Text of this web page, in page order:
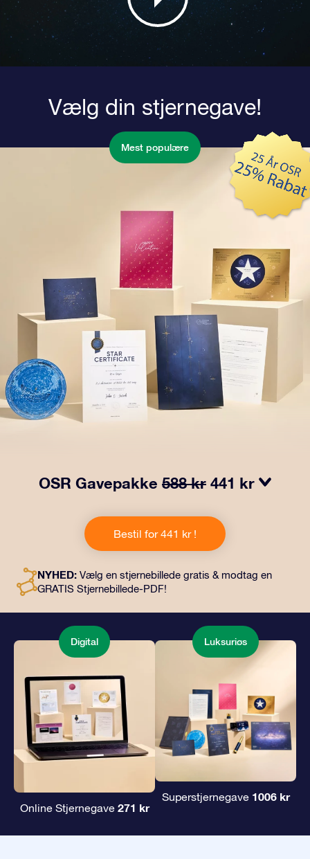
Vælg din stjernegave!
Mest populære
OSR Gavepakke 588 kr 441 kr
Denne gave inkluderer en smuk kuvert og personlige
dokumenter, der sendes til en adresse efter dit eget
valg, samt digitale dokumenter og gratis brug af vores
venner og familie.
Bestil for 441 kr !
NYHED: Vælg en stjernebillede gratis & modtag en
GRATIS Stjernebillede-PDF!
Digital
Online Stjernegave 271 kr
Luksuriøs
Superstjernegave 1006 kr